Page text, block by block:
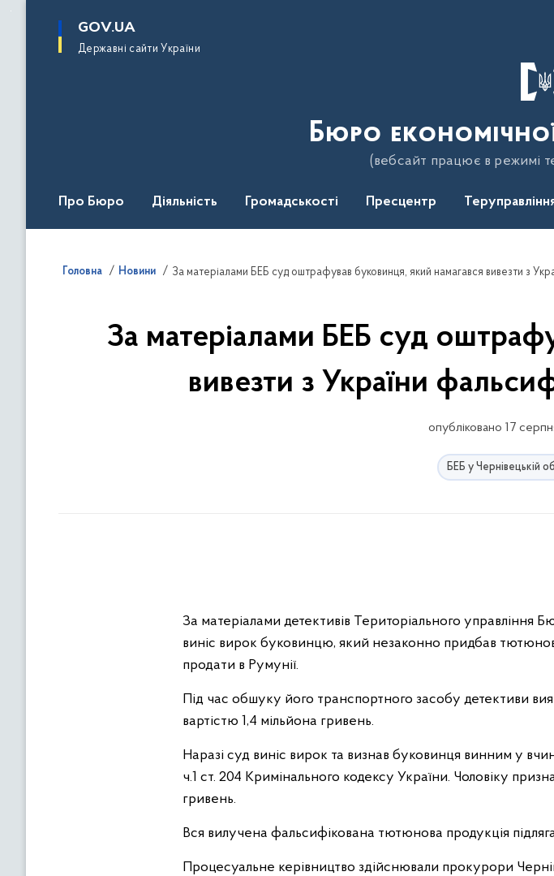
основного
GOV.UA
Державні сайти України
Бюро
(вебсайт працює в режимі
Про Бюро Діяльність Громадськості Пресцентр
Головна Новини За матеріалами БЕБ суд оштрафував буковинця, який намагався вивезти з
За матеріалами БЕБ суд
вивезти з України
опубліковано 17
БЕБ у Чернівецькій
За матеріалами детективів Територіального управління
виніс вирок буковинцю, який незаконно придбав
продати в Румунії.
Під час обшуку його транспортного засобу детективи
вартістю 1,4 мільйона гривень.
Наразі суд виніс вирок та визнав буковинця винним у
ч.1 ст. 204 Кримінального кодексу України. Чоловіку
гривень.
Вся вилучена фальсифікована тютюнова продукція
Процесуальне керівництво здійснювали прокурори